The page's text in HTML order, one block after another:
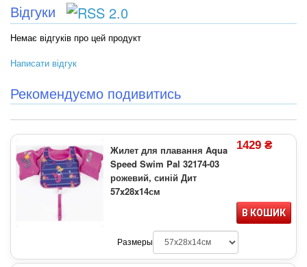
Відгуки
Немає відгуків про цей продукт
Написати відгук
Рекомендуємо подивитись
Жилет для плавання Aqua
Speed Swim Pal 32174-03
рожевий, синій Дит
57x28x14см
1429 ₴
В КОШИК
Размеры